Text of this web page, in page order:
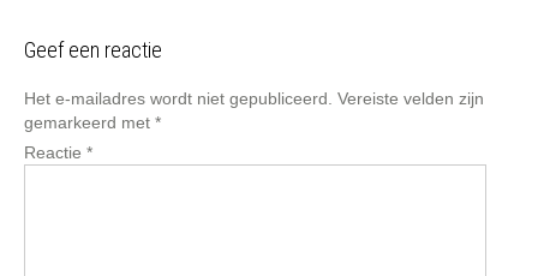
Geef een reactie
Het e-mailadres wordt niet gepubliceerd. Vereiste velden zijn
gemarkeerd met *
Reactie *